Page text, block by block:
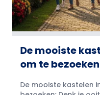
De mooiste
om te
De mooiste kastelen